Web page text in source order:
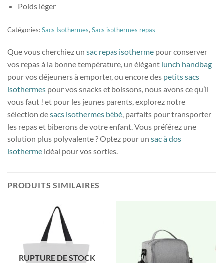
Poids léger
Catégories:Sacs Isothermes, Sacs isothermes repas
Que vous cherchiez un sac repas isotherme pour conserver
vos repas à la bonne température, un élégant lunch handbag
pour vos déjeuners à emporter, ou encore des petits sacs
isothermes pour vos snacks et boissons, nous avons ce qu’il
vous faut ! et pour les jeunes parents, explorez notre
sélection desacs isothermes bébé, parfaits pour transporter
les repas et biberons de votre enfant. Vous préférez une
solution plus polyvalente ? Optez pour un sac à dos
isotherme idéal pour vos sorties.
PRODUITS SIMILAIRES
RUPTURE DE STOCK